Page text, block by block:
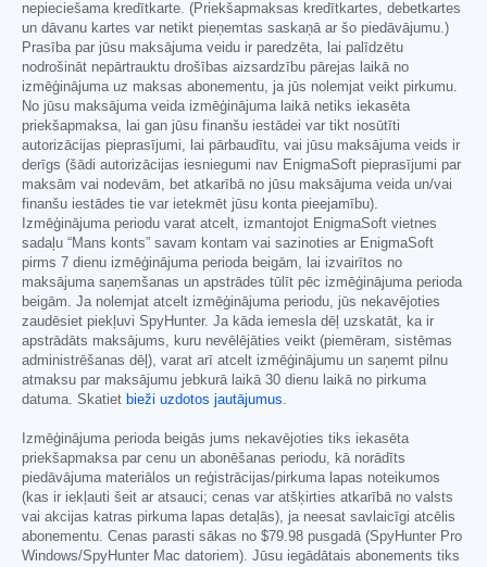
nepieciešama kredītkarte. (Priekšapmaksas kredītkartes, debetkartes
un dāvanu kartes var netikt pieņemtas saskaņā ar šo piedāvājumu.)
Prasība par jūsu maksājuma veidu ir paredzēta, lai palīdzētu
nodrošināt nepārtrauktu drošības aizsardzību pārejas laikā no
izmēģinājuma uz maksas abonementu, ja jūs nolemjat veikt pirkumu.
No jūsu maksājuma veida izmēģinājuma laikā netiks iekasēta
priekšapmaksa, lai gan jūsu finanšu iestādei var tikt nosūtīti
autorizācijas pieprasījumi, lai pārbaudītu, vai jūsu maksājuma veids ir
derīgs (šādi autorizācijas iesniegumi nav EnigmaSoft pieprasījumi par
maksām vai nodevām, bet atkarībā no jūsu maksājuma veida un/vai
finanšu iestādes tie var ietekmēt jūsu konta pieejamību).
Izmēģinājuma periodu varat atcelt, izmantojot EnigmaSoft vietnes
sadaļu “Mans konts” savam kontam vai sazinoties ar EnigmaSoft
pirms 7 dienu izmēģinājuma perioda beigām, lai izvairītos no
maksājuma saņemšanas un apstrādes tūlīt pēc izmēģinājuma perioda
beigām. Ja nolemjat atcelt izmēģinājuma periodu, jūs nekavējoties
zaudēsiet piekļuvi SpyHunter. Ja kāda iemesla dēļ uzskatāt, ka ir
apstrādāts maksājums, kuru nevēlējāties veikt (piemēram, sistēmas
administrēšanas dēļ), varat arī atcelt izmēģinājumu un saņemt pilnu
atmaksu par maksājumu jebkurā laikā 30 dienu laikā no pirkuma
datuma. Skatiet bieži uzdotos jautājumus.
Izmēģinājuma perioda beigās jums nekavējoties tiks iekasēta
priekšapmaksa par cenu un abonēšanas periodu, kā norādīts
piedāvājuma materiālos un reģistrācijas/pirkuma lapas noteikumos
(kas ir iekļauti šeit ar atsauci; cenas var atšķirties atkarībā no valsts
vai akcijas katras pirkuma lapas detaļās), ja neesat savlaicīgi atcēlis
abonementu. Cenas parasti sākas no $79.98 pusgadā (SpyHunter Pro
Windows/SpyHunter Mac datoriem). Jūsu iegādātais abonements tiks